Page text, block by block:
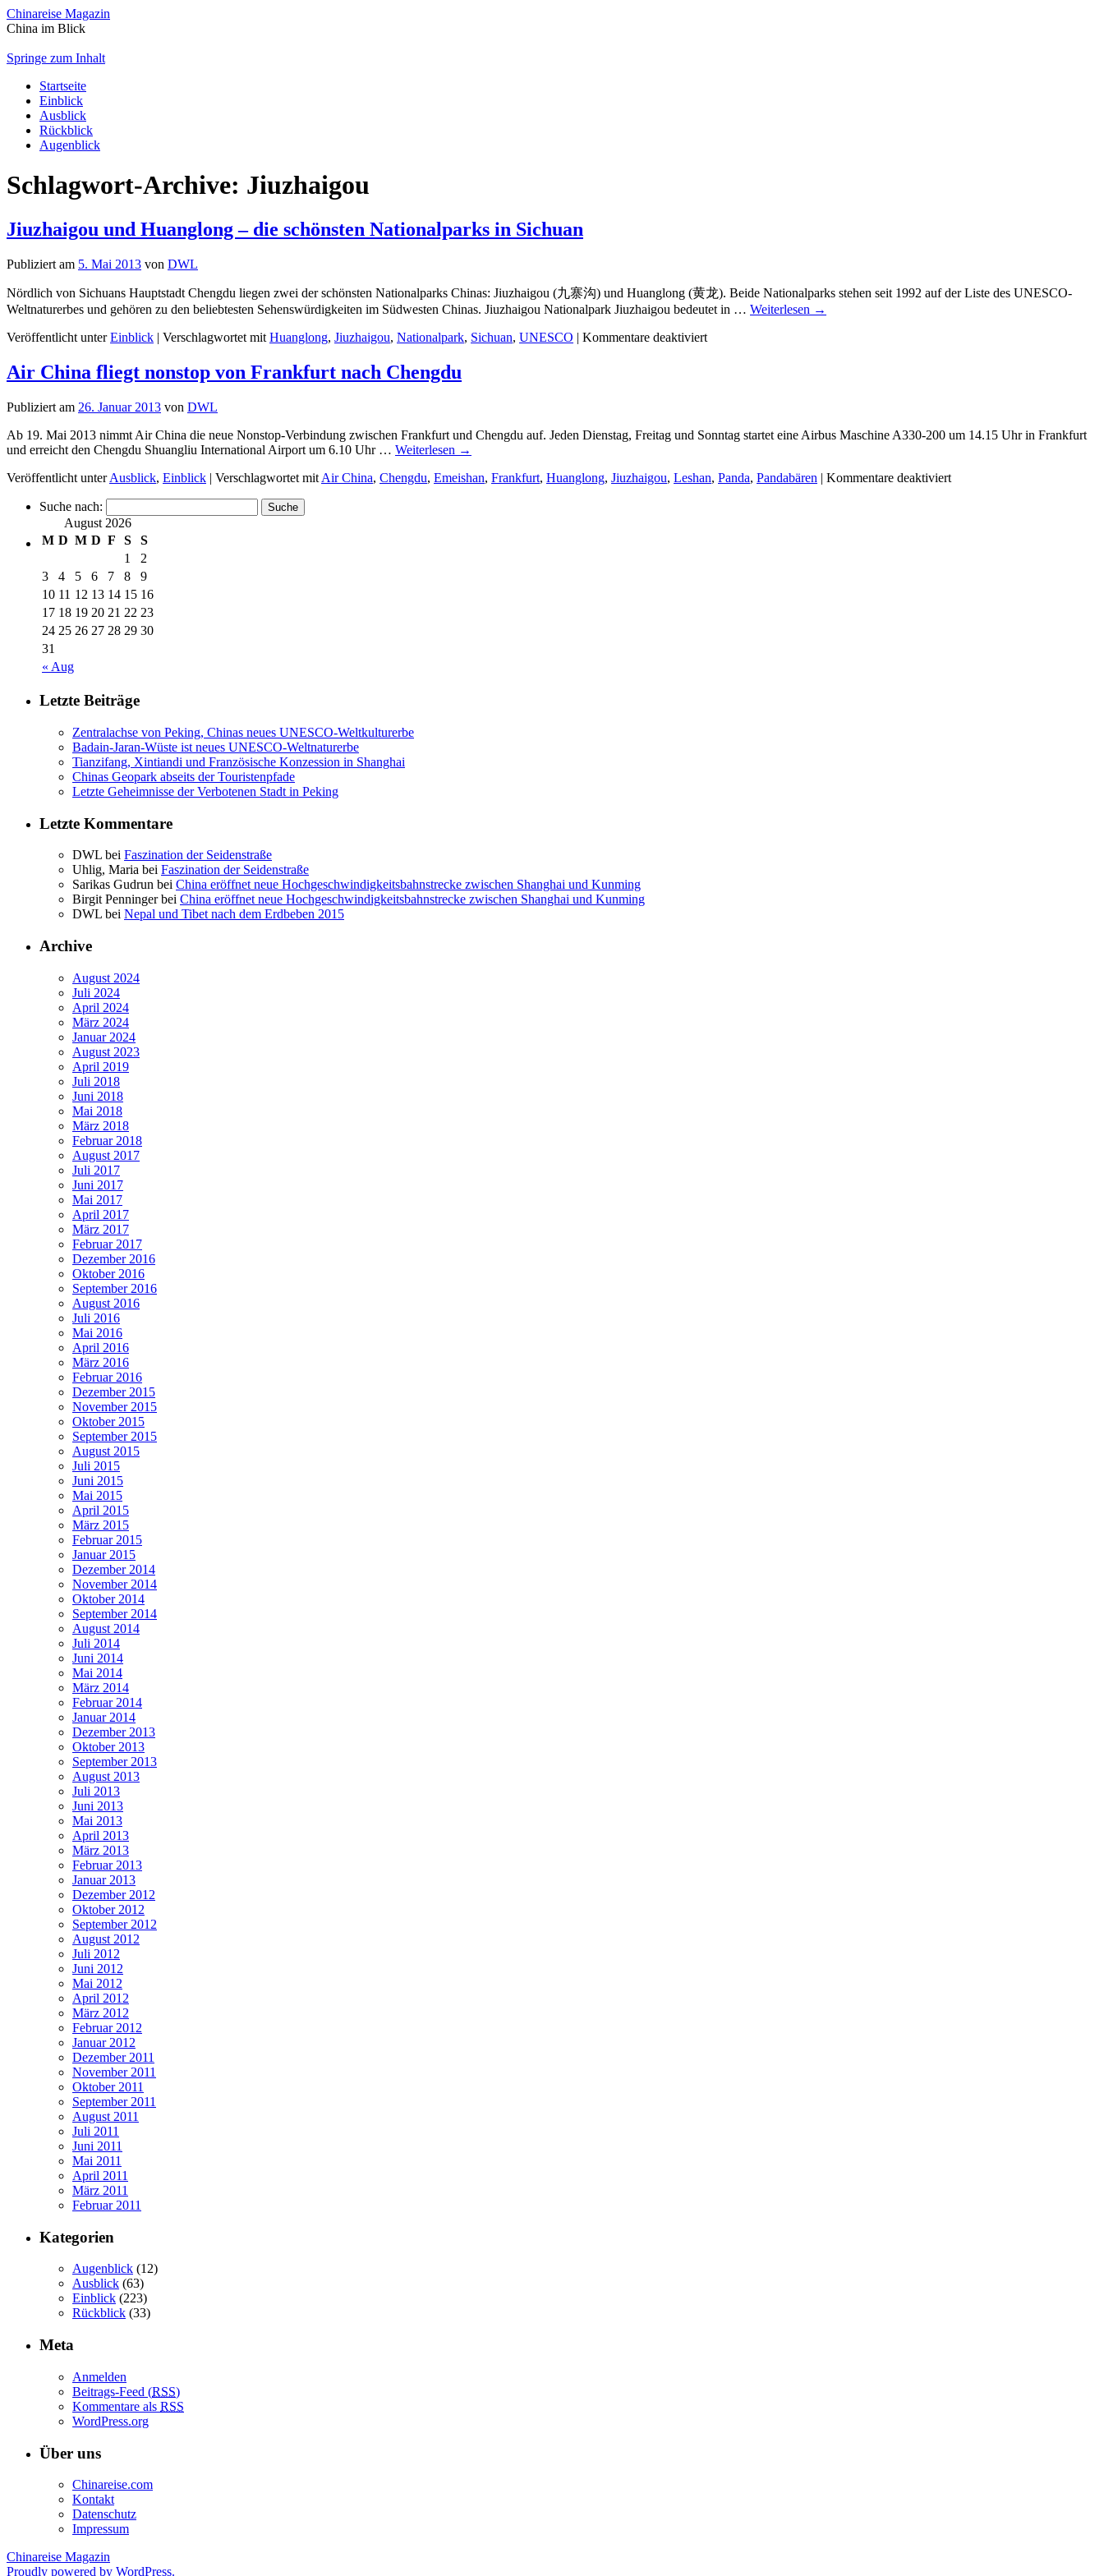
Chinareise Magazin
China im Blick
Springe zum Inhalt
Startseite
Einblick
Ausblick
Rückblick
Augenblick
Schlagwort-Archive: Jiuzhaigou
Jiuzhaigou und Huanglong – die schönsten Nationalparks in Sichuan
Publiziert am 5. Mai 2013 von DWL
Nördlich von Sichuans Hauptstadt Chengdu liegen zwei der schönsten Nationalparks Chinas: Jiuzhaigou (九寨沟) und Huanglong (黄龙). Beide Nationalparks stehen seit 1992 auf der Liste des UNESCO-
Weltnaturerbes und gehören zu den beliebtesten Sehenswürdigkeiten im Südwesten Chinas. Jiuzhaigou Nationalpark Jiuzhaigou bedeutet in … Weiterlesen →
Veröffentlicht unter Einblick | Verschlagwortet mit Huanglong, Jiuzhaigou, Nationalpark, Sichuan, UNESCO | Kommentare deaktiviert
Air China fliegt nonstop von Frankfurt nach Chengdu
Publiziert am 26. Januar 2013 von DWL
Ab 19. Mai 2013 nimmt Air China die neue Nonstop-Verbindung zwischen Frankfurt und Chengdu auf. Jeden Dienstag, Freitag und Sonntag startet eine Airbus Maschine A330-200 um 14.15 Uhr in Frankfurt
und erreicht den Chengdu Shuangliu International Airport um 6.10 Uhr … Weiterlesen →
Veröffentlicht unter Ausblick, Einblick | Verschlagwortet mit Air China, Chengdu, Emeishan, Frankfurt, Huanglong, Jiuzhaigou, Leshan, Panda, Pandabären | Kommentare deaktiviert
Suche nach:
August 2026
M D M D F S S
« Aug
1
2
3
4 5 6 7 8
9
10 11 12 13 14 15 16
17 18 19 20 21 22 23
24 25 26 27 28 29 30
31
Letzte Beiträge
Zentralachse von Peking, Chinas neues UNESCO-Weltkulturerbe
Badain-Jaran-Wüste ist neues UNESCO-Weltnaturerbe
Tianzifang, Xintiandi und Französische Konzession in Shanghai
Chinas Geopark abseits der Touristenpfade
Letzte Geheimnisse der Verbotenen Stadt in Peking
Letzte Kommentare
DWL bei Faszination der Seidenstraße
Uhlig, Maria bei Faszination der Seidenstraße
Sarikas Gudrun bei China eröffnet neue Hochgeschwindigkeitsbahnstrecke zwischen Shanghai und Kunming
Birgit Penninger bei China eröffnet neue Hochgeschwindigkeitsbahnstrecke zwischen Shanghai und Kunming
DWL bei Nepal und Tibet nach dem Erdbeben 2015
Archive
August 2024
Juli 2024
April 2024
März 2024
Januar 2024
August 2023
April 2019
Juli 2018
Juni 2018
Mai 2018
März 2018
Februar 2018
August 2017
Juli 2017
Juni 2017
Mai 2017
April 2017
März 2017
Februar 2017
Dezember 2016
Oktober 2016
September 2016
August 2016
Juli 2016
Mai 2016
April 2016
März 2016
Februar 2016
Dezember 2015
November 2015
Oktober 2015
September 2015
August 2015
Juli 2015
Juni 2015
Mai 2015
April 2015
März 2015
Februar 2015
Januar 2015
Dezember 2014
November 2014
Oktober 2014
September 2014
August 2014
Juli 2014
Juni 2014
Mai 2014
März 2014
Februar 2014
Januar 2014
Dezember 2013
Oktober 2013
September 2013
August 2013
Juli 2013
Juni 2013
Mai 2013
April 2013
März 2013
Februar 2013
Januar 2013
Dezember 2012
Oktober 2012
September 2012
August 2012
Juli 2012
Juni 2012
Mai 2012
April 2012
März 2012
Februar 2012
Januar 2012
Dezember 2011
November 2011
Oktober 2011
September 2011
August 2011
Juli 2011
Juni 2011
Mai 2011
April 2011
März 2011
Februar 2011
Kategorien
Augenblick (12)
Ausblick (63)
Einblick (223)
Rückblick (33)
Meta
Anmelden
Beitrags-Feed (RSS)
Kommentare als RSS
WordPress.org
Über uns
Chinareise.com
Kontakt
Datenschutz
Impressum
Chinareise Magazin
Proudly powered by WordPress.